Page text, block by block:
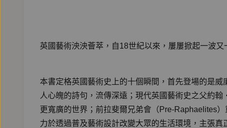
英國藝術泱泱薈萃，自18世紀以來，屢屢掀起一波
本書定格英國藝術史上的十個瞬間，首先登場的是
人心魄的詩句，流傳深遠；現代英國藝術史之父約
更寬廣的世界；前拉斐爾兄弟會（Pre-Raphaelites
力於透過普及藝術設計改變大眾的生活環境，主張